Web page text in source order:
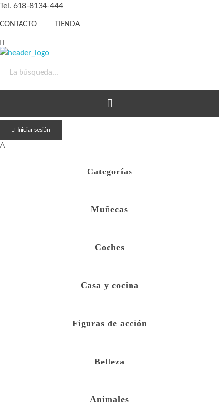
Tel. 618-8134-444
CONTACTO TIENDA
Iniciar sesión
Categorías
Muñecas
Coches
Casa y cocina
Figuras de acción
Belleza
Animales